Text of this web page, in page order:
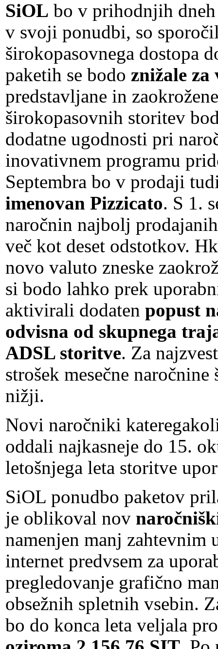
SiOL bo v prihodnjih
v svoji ponudbi, so
širokopasovnega dostopa
paketih se bodo znižale za
predstavljane in
širokopasovnih storitev
dodatne ugodnosti pri
inovativnem programu
Septembra bo v prodaji
imenovan Pizzicato. S 1.
naročnin najbolj
več kot deset odstotkov.
novo valuto zneske
si bodo lahko prek
aktivirali dodaten popust
odvisna od skupnega
ADSL storitve. Za
strošek mesečne
nižji.
Novi naročniki
oddali najkasneje do 15.
letošnjega leta storitve
SiOL ponudbo paketov
je oblikoval nov
namenjen manj
internet predvsem za
pregledovanje grafično
obsežnih spletnih vsebin.
bo do konca leta veljala